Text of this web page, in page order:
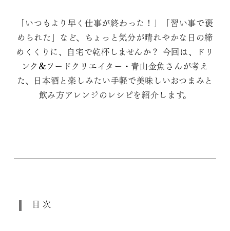
「いつもより早く仕事が終わった！」「習い事で褒
められた」など、ちょっと気分が晴れやかな日の締
めくくりに、自宅で乾杯しませんか？ 今回は、ドリ
ンク&フードクリエイター・青山金魚さんが考え
た、日本酒と楽しみたい手軽で美味しいおつまみと
飲み方アレンジのレシピを紹介します。
目次